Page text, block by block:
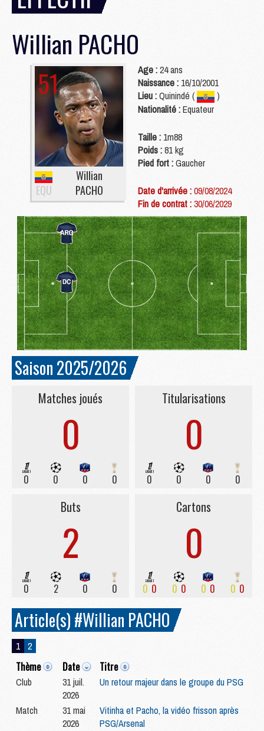
Willian PACHO
51
EQU
Willian
PACHO
Age :24 ans
Naissance : 16/10/2001
Lieu :Quinindé (
)
Nationalité :Equateur
Taille : 1m88
Poids :81 kg
Pied fort :Gaucher
Date d'arrivée :09/08/2024
Fin de contrat :30/06/2029
Saison 2025/2026
Matches joués
0
0 0 0 0
Titularisations
0
0 0 0 0
Buts
2
0 2 0 0
Cartons
0
0 0 0 0 0 0 0 0
Article(s) #Willian PACHO
1 2
Thème Date Titre
Club
31 juil.
2026
Un retour majeur dans le groupe du PSG
Match
31 mai
2026
Vitinha et Pacho, la vidéo frisson après
PSG/Arsenal